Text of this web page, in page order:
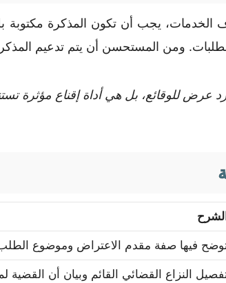
الخدمات، يجب أن تكون المذكرة مكتوبة
الطلبات. ومن المستحسن أن يتم تدعيم
عرض للوقائع، بل هي أداة إقناع مؤثرة
الشرح
فيها صفة مقدم الاعتراض وموضوع الطلب
النزاع القضائي القائم وبيان أن القضية